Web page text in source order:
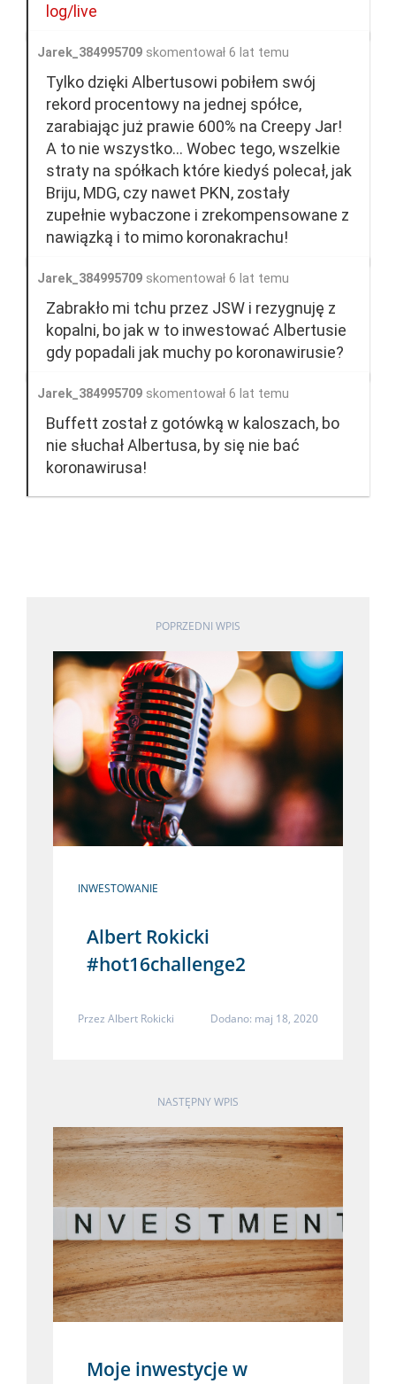
log/live
Jarek_384995709 skomentował 6 lat temu
Tylko dzięki Albertusowi pobiłem swój
rekord procentowy na jednej spółce,
zarabiając już prawie 600% na Creepy Jar!
A to nie wszystko... Wobec tego, wszelkie
straty na spółkach które kiedyś polecał, jak
Briju, MDG, czy nawet PKN, zostały
zupełnie wybaczone i zrekompensowane z
nawiązką i to mimo koronakrachu!
Jarek_384995709 skomentował 6 lat temu
Zabrakło mi tchu przez JSW i rezygnuję z
kopalni, bo jak w to inwestować Albertusie
gdy popadali jak muchy po koronawirusie?
Jarek_384995709 skomentował 6 lat temu
Buffett został z gotówką w kaloszach, bo
nie słuchał Albertusa, by się nie bać
koronawirusa!
POPRZEDNI WPIS
INWESTOWANIE
Albert Rokicki
#hot16challenge2
Przez Albert Rokicki Dodano: maj 18, 2020
NASTĘPNY WPIS
Moje inwestycje w